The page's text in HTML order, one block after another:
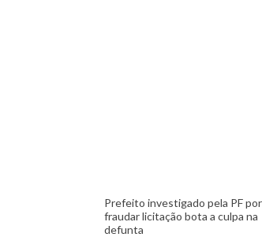
Prefeito investigado pela PF por
fraudar licitação bota a culpa na
defunta